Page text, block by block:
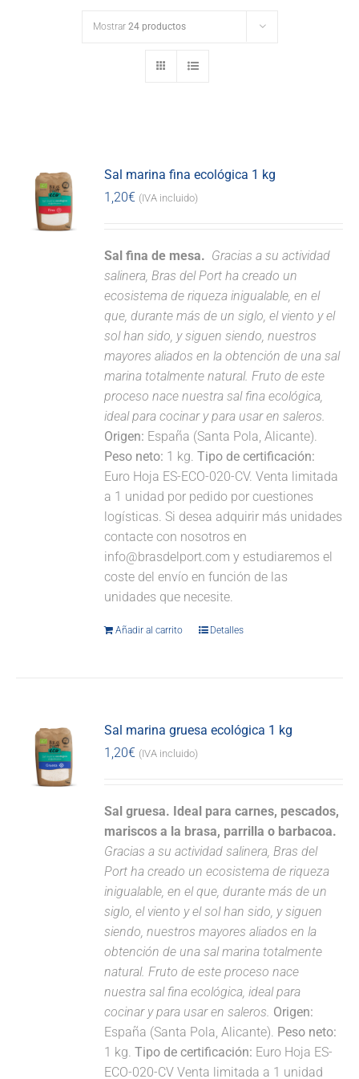
Mostrar 24 productos
Sal marina fina ecológica 1 kg
1,20€ (IVA incluido)
Sal fina de mesa. Gracias a su actividad
salinera, Bras del Port ha creado un
ecosistema de riqueza inigualable, en el
que, durante más de un siglo, el viento y el
sol han sido, y siguen siendo, nuestros
mayores aliados en la obtención de una sal
marina totalmente natural. Fruto de este
proceso nace nuestra sal fina ecológica,
ideal para cocinar y para usar en saleros.
Origen: España (Santa Pola, Alicante).
Peso neto: 1 kg.Tipo de certificación:
Euro Hoja ES-ECO-020-CV. Venta limitada
a 1 unidad por pedido por cuestiones
logísticas. Si desea adquirir más unidades
contacte con nosotros en
info@brasdelport.com y estudiaremos el
coste del envío en función de las
unidades que necesite.
Añadir al carrito Detalles
Sal marina gruesa ecológica 1 kg
1,20€ (IVA incluido)
Sal gruesa. Ideal para carnes, pescados,
mariscos a la brasa, parrilla o barbacoa.
Gracias a su actividad salinera, Bras del
Port ha creado un ecosistema de riqueza
inigualable, en el que, durante más de un
siglo, el viento y el sol han sido, y siguen
siendo, nuestros mayores aliados en la
obtención de una sal marina totalmente
natural. Fruto de este proceso nace
nuestra sal fina ecológica, ideal para
cocinar y para usar en saleros. Origen:
España (Santa Pola, Alicante). Peso neto:
1 kg.Tipo de certificación: Euro Hoja ES-
ECO-020-CV Venta limitada a 1 unidad